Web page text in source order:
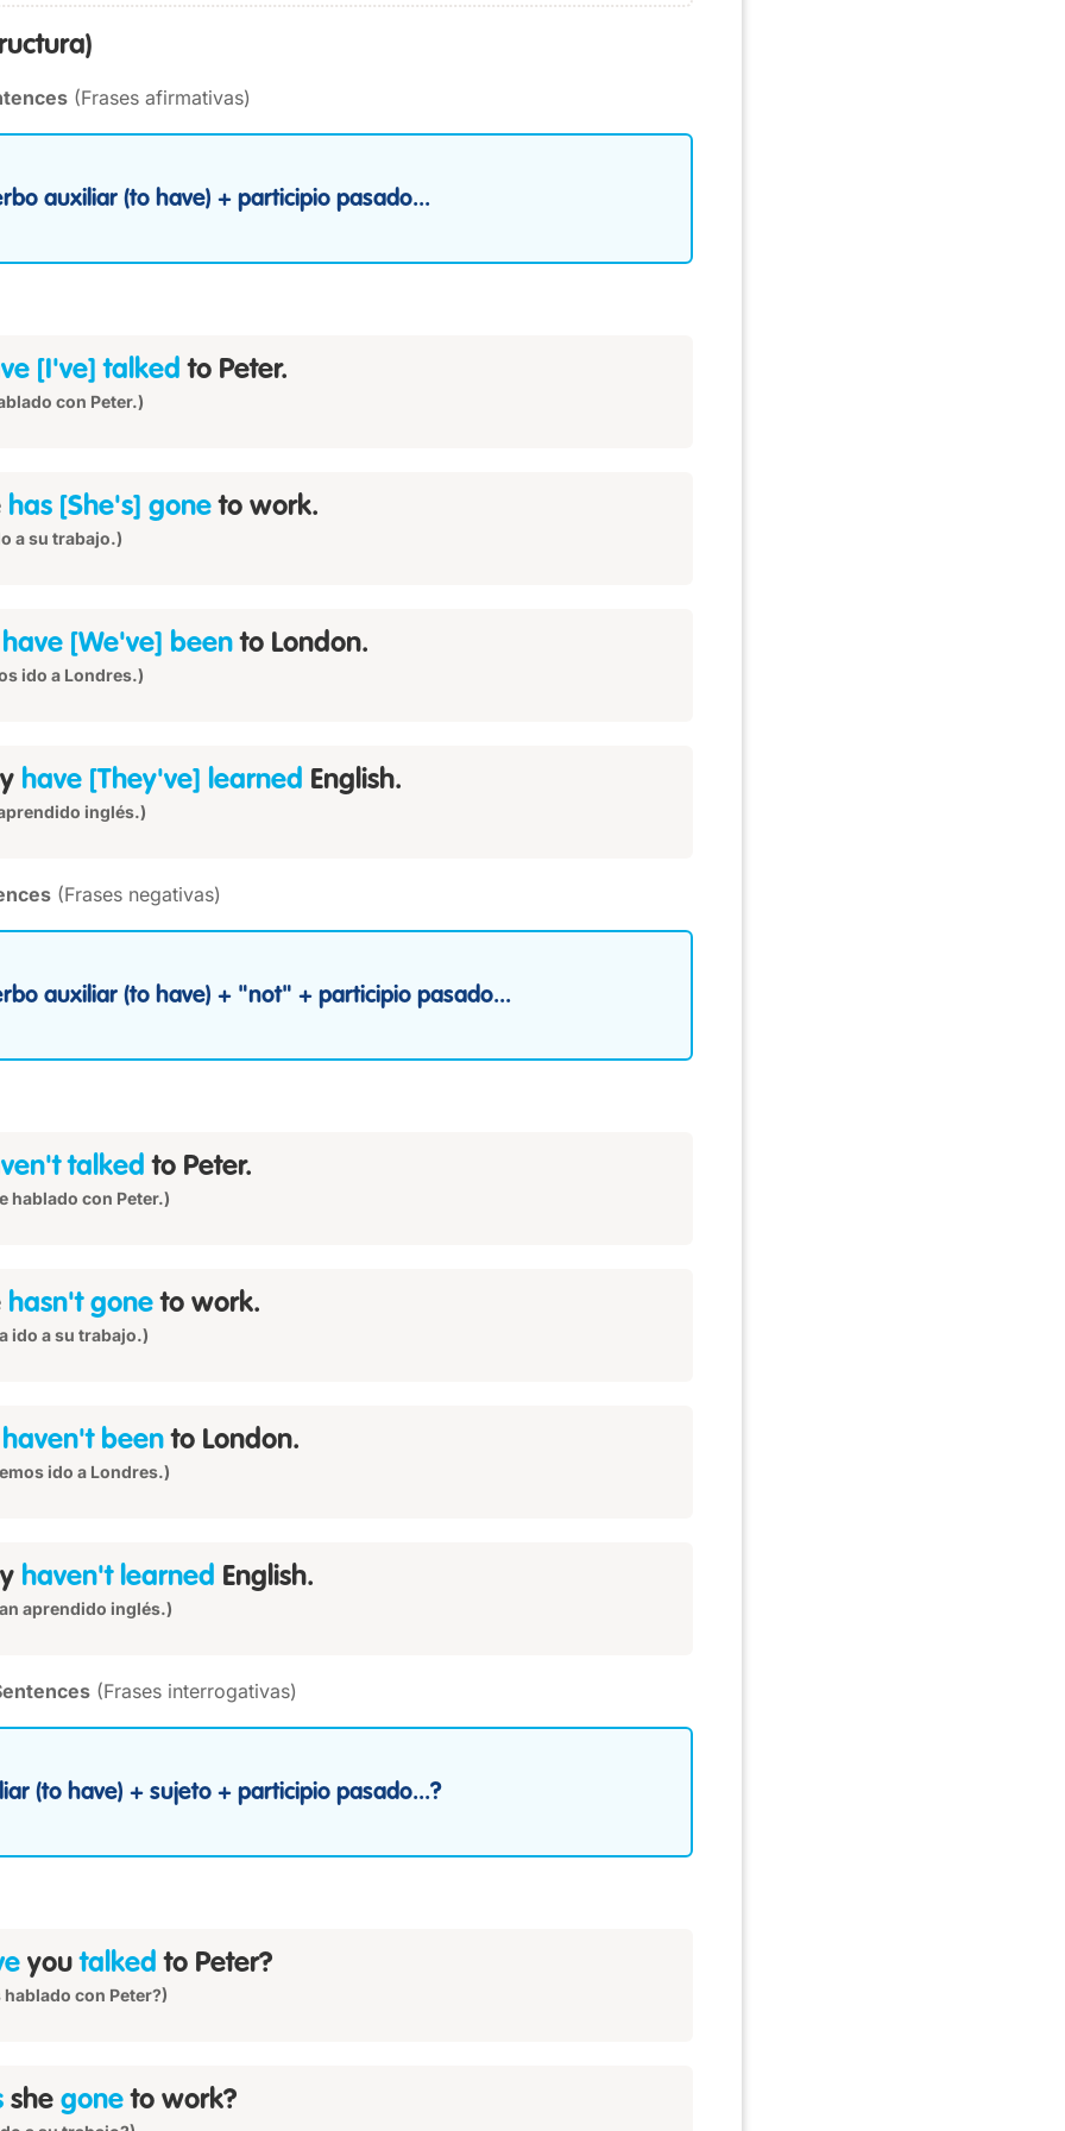
(Frases afirmativas)
auxiliar (to have) + participio pasado...
[I've] talked to Peter.
con Peter.)
has [She's] gone to work.
a su trabajo.)
have [We've] been to London.
ido a Londres.)
have [They've] learned English.
inglés.)
(Frases negativas)
auxiliar (to have) + "not" + participio pasado...
talked to Peter.
hablado con Peter.)
hasn't gone to work.
ido a su trabajo.)
haven't been to London.
ido a Londres.)
haven't learned English.
aprendido inglés.)
(Frases interrogativas)
(to have) + sujeto + participio pasado...?
youtalked to Peter?
hablado con Peter?)
she gone to work?